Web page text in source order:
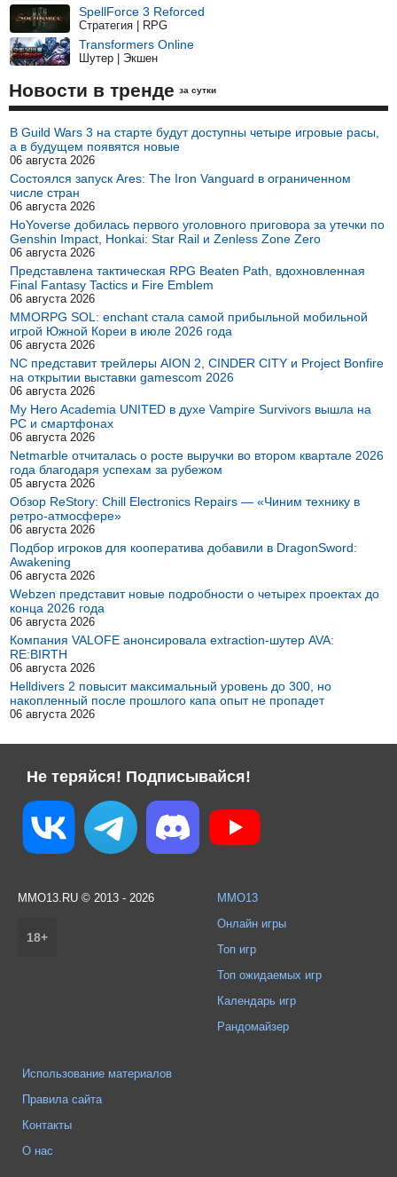
SpellForce 3 Reforced
Стратегия | RPG
Transformers Online
Шутер | Экшен
Новости в тренде за сутки
В Guild Wars 3 на старте будут доступны четыре игровые расы,
а в будущем появятся новые
06 августа 2026
Состоялся запуск Ares: The Iron Vanguard в ограниченном
числе стран
06 августа 2026
HoYoverse добилась первого уголовного приговора за утечки по
Genshin Impact, Honkai: Star Rail и Zenless Zone Zero
06 августа 2026
Представлена тактическая RPG Beaten Path, вдохновленная
Final Fantasy Tactics и Fire Emblem
06 августа 2026
MMORPG SOL: enchant стала самой прибыльной мобильной
игрой Южной Кореи в июле 2026 года
06 августа 2026
NC представит трейлеры AION 2, CINDER CITY и Project Bonfire
на открытии выставки gamescom 2026
06 августа 2026
My Hero Academia UNITED в духе Vampire Survivors вышла на
PC и смартфонах
06 августа 2026
Netmarble отчиталась о росте выручки во втором квартале 2026
года благодаря успехам за рубежом
05 августа 2026
Обзор ReStory: Chill Electronics Repairs — «Чиним технику в
ретро-атмосфере»
06 августа 2026
Подбор игроков для кооператива добавили в DragonSword:
Awakening
06 августа 2026
Webzen представит новые подробности о четырех проектах до
конца 2026 года
06 августа 2026
Компания VALOFE анонсировала extraction-шутер AVA:
RE:BIRTH
06 августа 2026
Helldivers 2 повысит максимальный уровень до 300, но
накопленный после прошлого капа опыт не пропадет
06 августа 2026
Не теряйся! Подписывайся!
MMO13.RU © 2013 - 2026
18+
MMO13
Онлайн игры
Топ игр
Топ ожидаемых игр
Календарь игр
Рандомайзер
Использование материалов
Правила сайта
Контакты
О нас